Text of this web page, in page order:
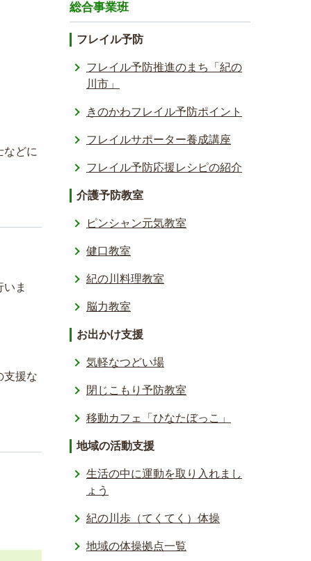
などに
ま
支援な
総合事業班
フレイル予防
フレイル予防推進のまち「紀の
川市」
きのかわフレイル予防ポイント
フレイルサポーター養成講座
フレイル予防応援レシ­ピの紹介
介護予防教室
ピンシャン元気教室
健口教室
紀の川料理教室
脳力教室
お出かけ支援
気軽なつどい場
閉じこもり予防教室
移動カフェ「ひなたぼっこ」
地域の活動支援
生活の中に運動を取り入れまし
ょう
紀の川歩（てくてく）体操
地域の体操拠点一覧